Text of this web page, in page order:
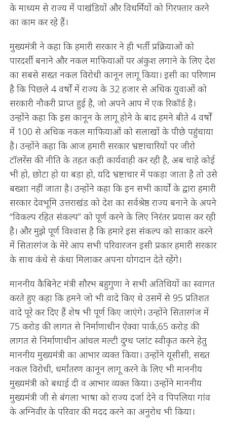
के माध्यम से राज्य में पाखंडियों और विधर्मियों को गिरफ्तार करने
का काम कर रहे हैं।
मुख्यमंत्री ने कहा कि हमारी सरकार ने ही भर्ती प्रक्रियाओं को
पारदर्शी बनाने और नकल माफियाओं पर अंकुश लगाने के लिए देश
का सबसे सख्त नकल विरोधी कानून लागू किया। इसी का परिणाम
है कि पिछले 4 वर्षों में राज्य के 32 हजार से अधिक युवाओं को
सरकारी नौकरी प्राप्त हुई है, जो अपने आप में एक रिकॉर्ड है।
उन्होंने कहा कि इस कानून के लागू होने के बाद हमने बीते 4 वर्षों
में 100 से अधिक नकल माफियाओं को सलाखों के पीछे पहुंचाया
है। उन्होंने कहा कि आज हमारी सरकार भ्रष्टाचारियों पर जीरो
टॉलरेंस की नीति के तहत कड़ी कार्यवाही कर रही है, अब चाहे कोई
भी हो, छोटा हो या बड़ा हो, यदि भ्रष्टाचार में पकड़ा जाता है तो उसे
बख्शा नहीं जाता है। उन्होंने कहा कि इन सभी कार्यों के द्वारा हमारी
सरकार देवभूमि उत्तराखंड को देश का सर्वश्रेष्ठ राज्य बनाने के अपने
“विकल्प रहित संकल्प” को पूर्ण करने के लिए निरंतर प्रयास कर रही
है। और मुझे पूर्ण विश्वास है कि हमारे इस संकल्प को साकार करने
में सितारगंज के मेरे आप सभी परिवारजन इसी प्रकार हमारी सरकार
के साथ कंधे से कंधा मिलाकर अपना योगदान देते रहेंगे।
माननीय कैबिनेट मंत्री सौरभ बहुगुणा ने सभी अतिथियों का स्वागत
करते हुए कहा कि हमने जो भी वादे किए थे उसमें से 95 प्रतिशत
वादे पूरे कर दिए हैं शेष भी पूर्ण किए जाएंगे। उन्होंने सितारगंज में
75 करोड़ की लागत से निर्माणाधीन ऐक्वा पार्क,65 करोड़ की
लागत से निर्माणाधीन आंचल मल्टी दुग्ध प्लांट स्वीकृत करने हेतु
माननीय मुख्यमंत्री का आभार व्यक्त किया। उन्होंने यूसीसी, सख्त
नकल विरोधी, धर्मांतरण कानून लागू करने के लिए भी माननीय
मुख्यमंत्री को बधाई दी व आभार व्यक्त किया। उन्होंने माननीय
मुख्यमंत्री जी से बंगला भाषा को राज्य दर्जा देने व पिपलिया गांव
के अग्निवीर के परिवार की मदद करने का अनुरोध भी किया।